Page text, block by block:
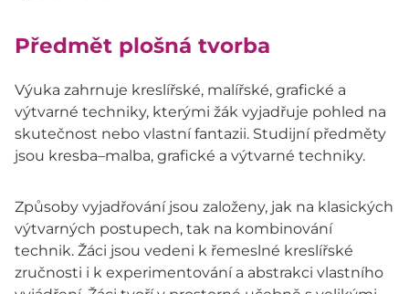
Předmět plošná tvorba
Výuka zahrnuje kreslířské, malířské, grafické a
výtvarné techniky, kterými žák vyjadřuje pohled na
skutečnost nebo vlastní fantazii. Studijní předměty
jsou kresba–malba, grafické a výtvarné techniky.
Způsoby vyjadřování jsou založeny, jak na klasických
výtvarných postupech, tak na kombinování
technik. Žáci jsou vedeni k řemeslné kreslířské
zručnosti i k experimentování a abstrakci vlastního